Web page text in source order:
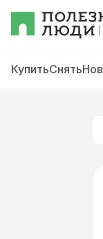
КупитьСнять